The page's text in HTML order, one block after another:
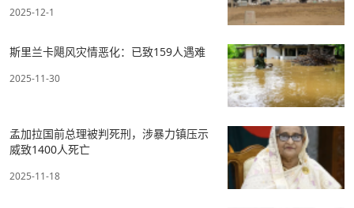
2025-12-1
斯里兰卡飓风灾情恶化：已致159人遇难
2025-11-30
孟加拉国前总理被判死刑，涉暴力镇压示
威致1400人死亡
2025-11-18